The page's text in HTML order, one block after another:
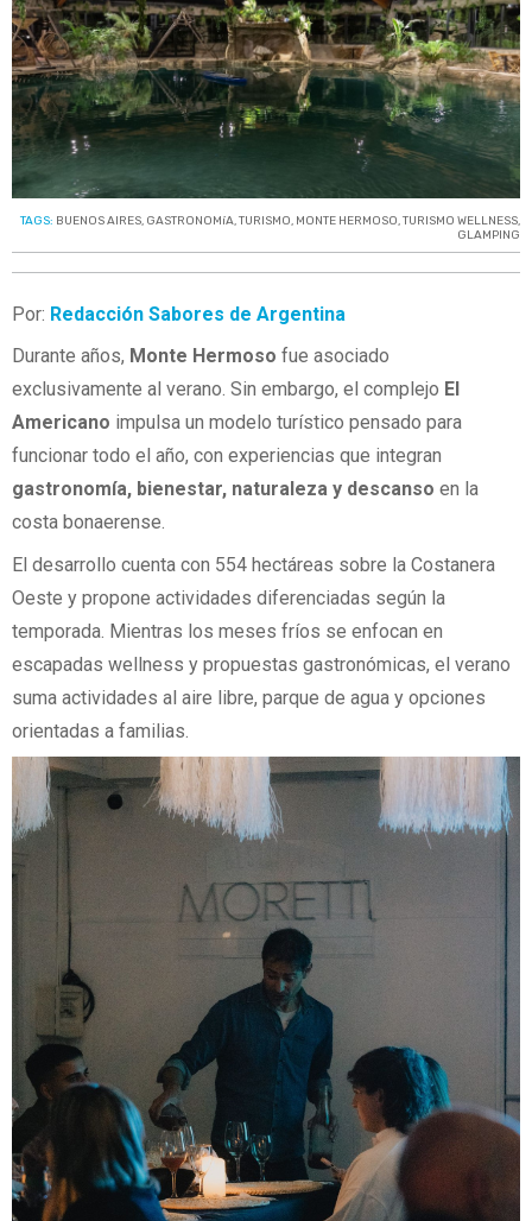
TAGS: BUENOS AIRES, GASTRONOMíA,TURISMO, MONTE HERMOSO,TURISMO WELLNESS,
GLAMPING
Por: Redacción Sabores de Argentina
Durante años, Monte Hermoso fue asociado
exclusivamente al verano. Sin embargo, el complejo El
Americano impulsa un modelo turístico pensado para
funcionar todo el año, con experiencias que integran
gastronomía, bienestar, naturaleza y descanso en la
costa bonaerense.
El desarrollo cuenta con 554 hectáreas sobre la Costanera
Oeste y propone actividades diferenciadas según la
temporada. Mientras los meses fríos se enfocan en
escapadas wellness y propuestas gastronómicas, el verano
suma actividades al aire libre, parque de agua y opciones
orientadas a familias.